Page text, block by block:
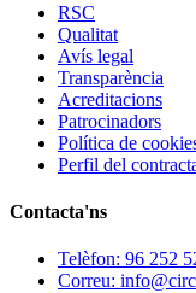
RSC
Qualitat
Avís legal
Transparència
Acreditacions
Patrocinadors
Política de
Perfil del
Contacta'ns
Telèfon: 96 252
Correu: